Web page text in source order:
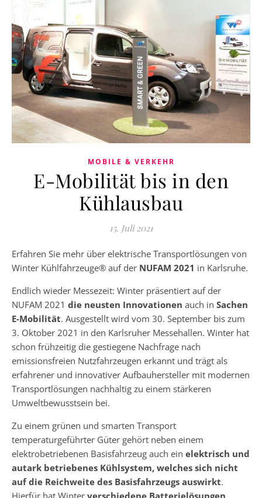
MOBILE & VERKEHR
E-Mobilität bis in den
Kühlausbau
15. Juli 2021
Erfahren Sie mehr über elektrische Transportlösungen von
Winter Kühlfahrzeuge® auf der NUFAM 2021 in Karlsruhe.
Endlich wieder Messezeit: Winter präsentiert auf der
NUFAM 2021 die neusten Innovationen auch in Sachen
E-Mobilität. Ausgestellt wird vom 30. September bis zum
3. Oktober 2021 in den Karlsruher Messehallen. Winter hat
schon frühzeitig die gestiegene Nachfrage nach
emissionsfreien Nutzfahrzeugen erkannt und trägt als
erfahrener und innovativer Aufbauhersteller mit modernen
Transportlösungen nachhaltig zu einem stärkeren
Umweltbewusstsein bei.
Zu einem grünen und smarten Transport
temperaturgeführter Güter gehört neben einem
elektrobetriebenen Basisfahrzeug auch ein elektrisch und
autark betriebenes Kühlsystem, welches sich nicht
auf die Reichweite des Basisfahrzeugs auswirkt.